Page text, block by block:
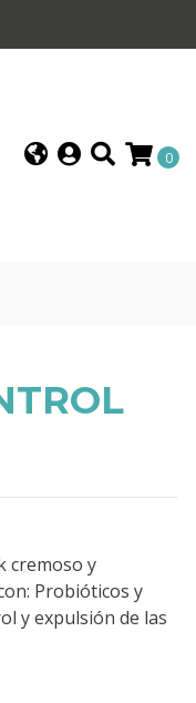
0
cremoso y
Probióticos y
y expulsión de las